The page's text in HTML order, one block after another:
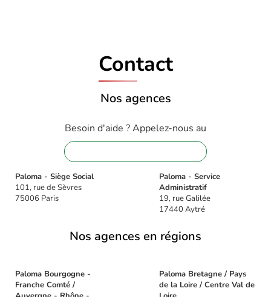
Contact
Nos agences
Besoin d'aide ? Appelez-nous au
Paloma - Siège Social
101, rue de Sèvres
75006 Paris
Paloma - Service
Administratif
19, rue Galilée
17440 Aytré
Nos agences en régions
Paloma Bourgogne -
Franche Comté /
Paloma Bretagne / Pays
de la Loire / Centre Val de